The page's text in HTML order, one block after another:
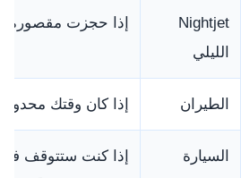
Nightjet
الليلي
إذا حجزت مقصورة
الطيران إذا كان وقتك
السيارة
إذا كنت ستتوقف